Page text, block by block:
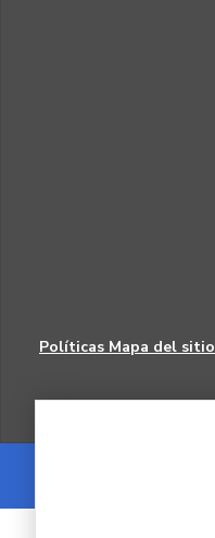
Políticas Mapa del sitio